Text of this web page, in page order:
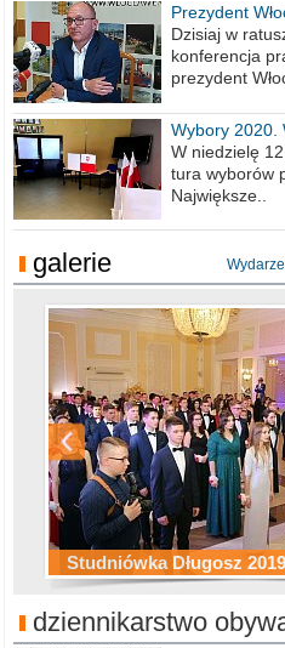
Prezydent
nie obrażajmy
Dzisiaj w
konferencja
prezydent
Wybory 2020.
procent
W niedzielę
tura wyborów
Największe..
galerie
Studniówka Długosz
ZS Budowlanych
Studniówka LZK
Studniówka Kopernik
Studniówka LMK
Studniówka ZS
2019.01.05
dziennikarstwo